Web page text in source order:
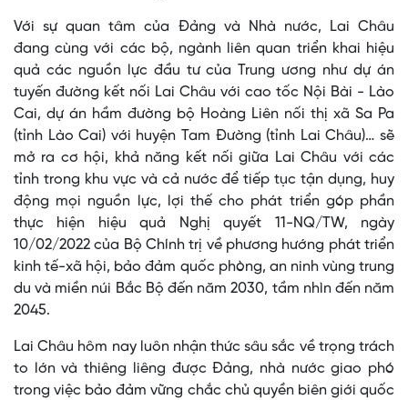
Với sự quan tâm của Đảng và Nhà nước, Lai Châu
đang cùng với các bộ, ngành liên quan triển khai hiệu
quả các nguồn lực đầu tư của Trung ương như dự án
tuyến đường kết nối Lai Châu với cao tốc Nội Bài - Lào
Cai, dự án hầm đường bộ Hoàng Liên nối thị xã Sa Pa
(tỉnh Lào Cai) với huyện Tam Đường (tỉnh Lai Châu)… sẽ
mở ra cơ hội, khả năng kết nối giữa Lai Châu với các
tỉnh trong khu vực và cả nước để tiếp tục tận dụng, huy
động mọi nguồn lực, lợi thế cho phát triển góp phần
thực hiện hiệu quả Nghị quyết 11-NQ/TW, ngày
10/02/2022 của Bộ Chính trị về phương hướng phát triển
kinh tế-xã hội, bảo đảm quốc phòng, an ninh vùng trung
du và miền núi Bắc Bộ đến năm 2030, tầm nhìn đến năm
2045.
Lai Châu hôm nay luôn nhận thức sâu sắc về trọng trách
to lớn và thiêng liêng được Đảng, nhà nước giao phó
trong việc bảo đảm vững chắc chủ quyền biên giới quốc